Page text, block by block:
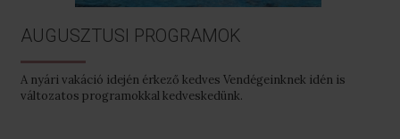
AUGUSZTUSI PROGRAMOK
A nyári vakáció idején érkező kedves Vendégeinknek idén is
változatos programokkal kedveskedünk.